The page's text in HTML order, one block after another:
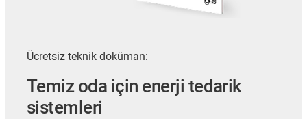
Ücretsiz teknik doküman:
Temiz oda için enerji tedarik
sistemleri